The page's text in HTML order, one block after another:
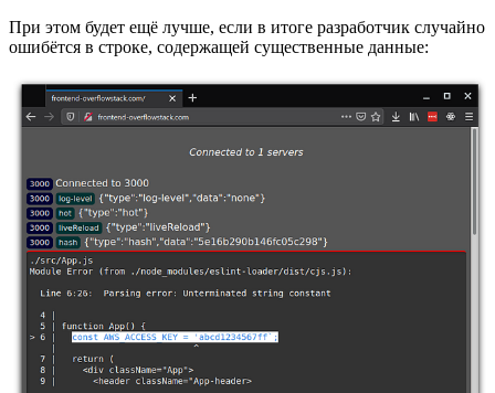
При этом будет ещё лучше, если в итоге разработчик случайно
ошибётся в строке, содержащей существенные данные: